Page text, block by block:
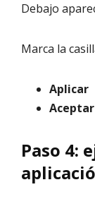
Debajo
Marca la
Aplicar
Aceptar
Paso 4: